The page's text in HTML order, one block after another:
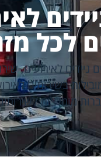
לכל
ניידים לאירועים,
בשירותים
מומלצות